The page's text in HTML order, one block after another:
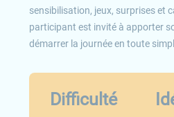
sensibilisation, jeux, surprises et
participant est invité à apporter
démarrer la journée en toute
Difficulté